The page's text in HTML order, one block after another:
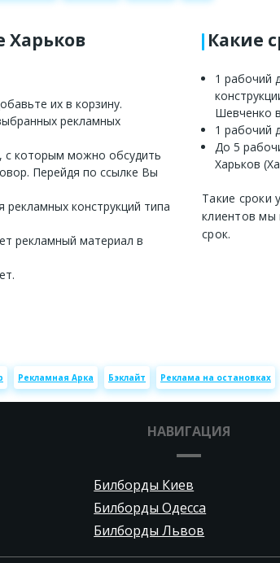
Харьков
их в корзину.
рекламных
с которым можно обсудить
Перейдя по ссылке Вы
конструкций типа
рекламный материал в
Какие
1 рабочий
Шевченко
1 рабочий
До 5
Харьков
Такие сроки
клиентов мы
срок.
Рекламная Арка Бэклайт Реклама на остановках
НАВИГАЦИЯ
Билборды Львов
Билборды Киев
Билборды Одесса